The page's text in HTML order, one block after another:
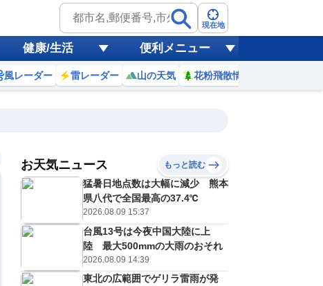
現在地
健康/生活 便利メニュー
風レーダー 雷レーダー 山の天気 花粉飛散情報
7
ミリ
23
8
0ミリ
25
9
0ミリ
27
10
0ミリ 0
お天気ニュース もっと読む
猛暑日地点数は大幅に減少 熊本
県八代で全国最高の37.4℃
2026.08.09 15:37
台風13号は今夜中国大陸に上
陸 最大500mmの大雨のおそれ
2026.08.09 14:39
東北の広範囲でゲリラ雷雨が発